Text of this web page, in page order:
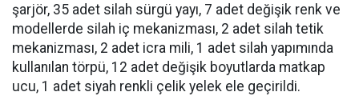
şarjör, 35 adet silah sürgü yayı, 7 adet değişik renk ve
modellerde silah iç mekanizması, 2 adet silah tetik
mekanizması, 2 adet icra mili, 1 adet silah yapımında
kullanılan törpü, 12 adet değişik boyutlarda matkap
ucu, 1 adet siyah renkli çelik yelek ele geçirildi.